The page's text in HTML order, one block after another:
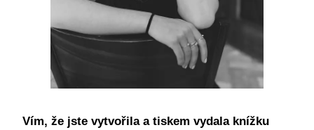
Vím, že jste vytvořila a tiskem vydala knížku